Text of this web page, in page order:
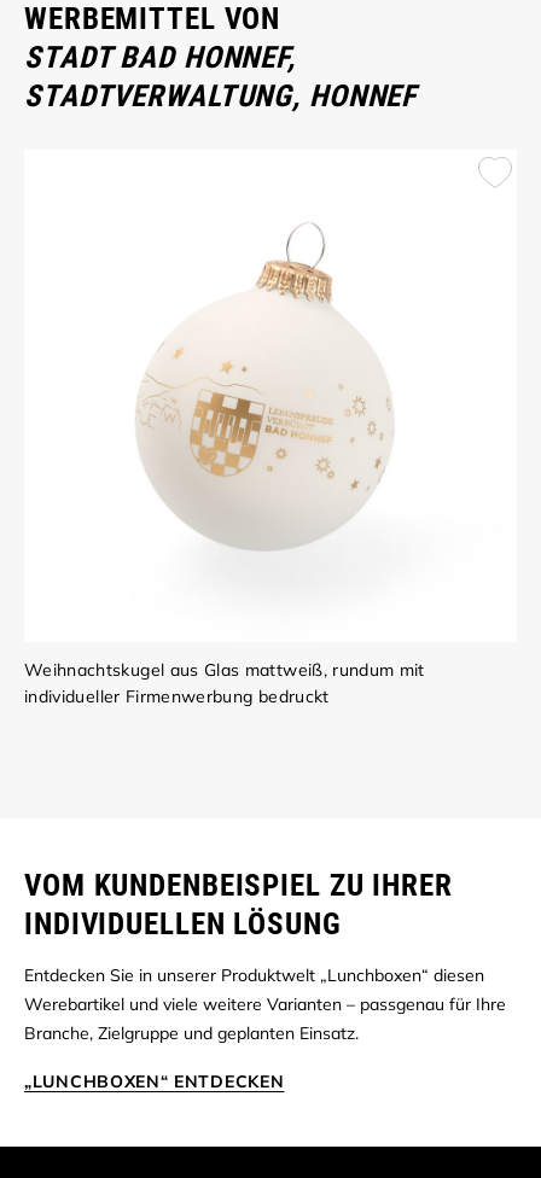
WERBEMITTEL VON
STADT BAD HONNEF,
STADTVERWALTUNG, HONNEF
Weihnachtskugel aus Glas mattweiß, rundum mit
individueller Firmenwerbung bedruckt
VOM KUNDENBEISPIEL ZU IHRER
INDIVIDUELLEN LÖSUNG
Entdecken Sie in unserer Produktwelt „Lunchboxen“ diesen
Werebartikel und viele weitere Varianten – passgenau für Ihre
Branche, Zielgruppe und geplanten Einsatz.
„LUNCHBOXEN“ ENTDECKEN